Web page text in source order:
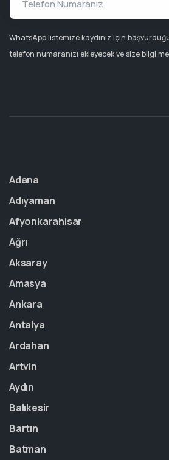
WhatsApp listemize kaydınız için
telefon numaranızı ekleyecek ve size bilgi
Adana
Adıyaman
Afyonkarahisar
Ağrı
Aksaray
Amasya
Ankara
Antalya
Ardahan
Artvin
Aydın
Balıkesir
Bartın
Batman